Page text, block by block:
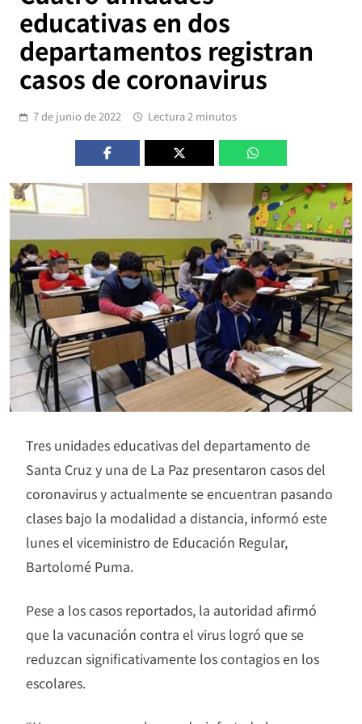
educativas en dos
departamentos registran
casos de coronavirus
7 de junio de 2022 Lectura 2 minutos
Tres unidades educativas del departamento de
Santa Cruz y una de La Paz presentaron casos del
coronavirus y actualmente se encuentran pasando
clases bajo la modalidad a distancia, informó este
lunes el viceministro de Educación Regular,
Bartolomé Puma.
Pese a los casos reportados, la autoridad afirmó
que la vacunación contra el virus logró que se
reduzcan significativamente los contagios en los
escolares.